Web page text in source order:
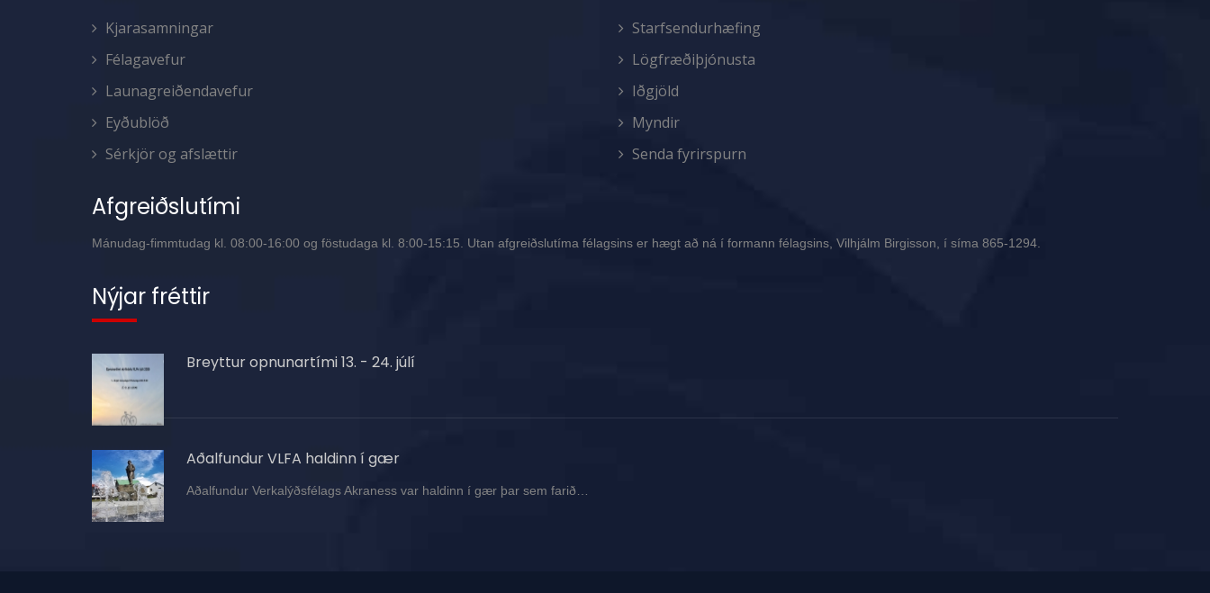
Kjarasamningar
Félagavefur
Launagreiðendavefur
Eyðublöð
Sérkjör og afslættir
Starfsendurhæfing
Lögfræðiþjónusta
Iðgjöld
Myndir
Senda fyrirspurn
Afgreiðslutími
Mánudag-fimmtudag kl. 08:00-16:00 og föstudaga kl. 8:00-15:15. Utan afgreiðslutíma félagsins er hægt að ná í formann félagsins, Vilhjálm Birgisson, í síma 865-1294.
Nýjar fréttir
Breyttur opnunartími 13. - 24. júlí
Aðalfundur VLFA haldinn í gær
Aðalfundur Verkalýðsfélags Akraness var haldinn í gær þar sem farið…